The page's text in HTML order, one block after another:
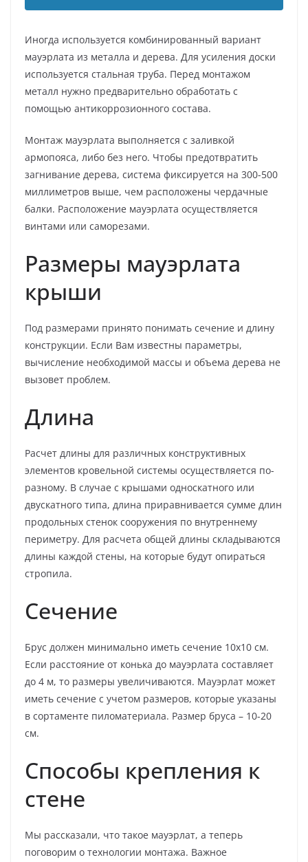
Иногда используется комбинированный вариант
мауэрлата из металла и дерева. Для усиления доски
используется стальная труба. Перед монтажом
металл нужно предварительно обработать с
помощью антикоррозионного состава.
Монтаж мауэрлата выполняется с заливкой
армопояса, либо без него. Чтобы предотвратить
загнивание дерева, система фиксируется на 300-500
миллиметров выше, чем расположены чердачные
балки. Расположение мауэрлата осуществляется
винтами или саморезами.
Размеры мауэрлата
крыши
Под размерами принято понимать сечение и длину
конструкции. Если Вам известны параметры,
вычисление необходимой массы и объема дерева не
вызовет проблем.
Длина
Расчет длины для различных конструктивных
элементов кровельной системы осуществляется по-
разному. В случае с крышами односкатного или
двускатного типа, длина приравнивается сумме длин
продольных стенок сооружения по внутреннему
периметру. Для расчета общей длины складываются
длины каждой стены, на которые будут опираться
стропила.
Сечение
Брус должен минимально иметь сечение 10х10 см.
Если расстояние от конька до мауэрлата составляет
до 4 м, то размеры увеличиваются. Мауэрлат может
иметь сечение с учетом размеров, которые указаны
в сортаменте пиломатериала. Размер бруса – 10-20
см.
Способы крепления к
стене
Мы рассказали, что такое мауэрлат, а теперь
поговорим о технологии монтажа. Важное